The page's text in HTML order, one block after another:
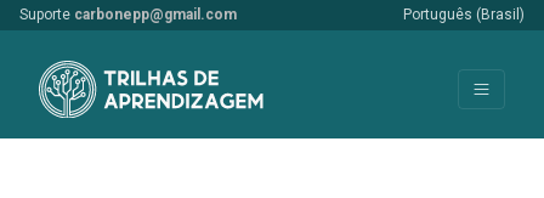
Suporte carbonepp@gmail.com Português (Brasil)